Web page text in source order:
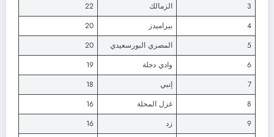
3
الزمالك
22
4
بيراميدز
20
5
المصري البورسعيدي
20
6
وادي دجلة
19
7
إنبي
18
8
غزل المحلة
16
9
زد
16